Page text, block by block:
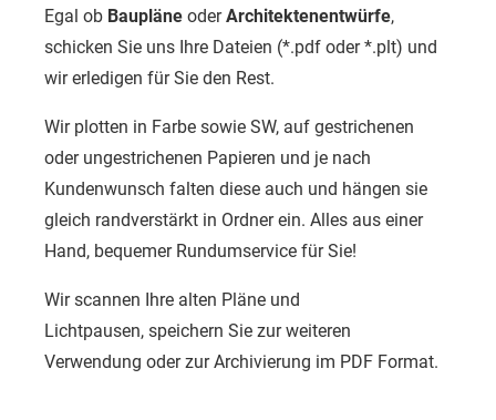
Egal ob Baupläne oderArchitektenentwürfe,
schicken Sie uns Ihre Dateien (*.pdf oder *.plt) und
wir erledigen für Sie den Rest.
Wir plotten in Farbe sowie SW, auf gestrichenen
oder ungestrichenen Papieren und je nach
Kundenwunsch falten diese auch und hängen sie
gleich randverstärkt in Ordner ein. Alles aus einer
Hand, bequemer Rundumservice für Sie!
Wir scannen Ihre alten Pläne und
Lichtpausen, speichern Sie zur weiteren
Verwendung oder zur Archivierung im PDF Format.